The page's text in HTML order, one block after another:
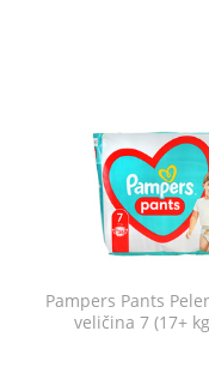
Pampers Pants
veličina 7 (17+